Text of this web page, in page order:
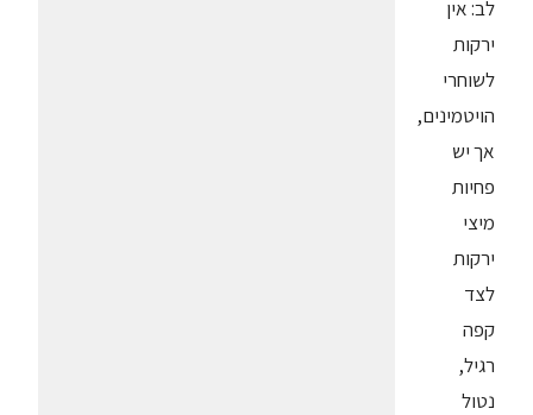
לב: אין
ירקות
לשוחרי
הויטמינים,
אך יש
פחיות
מיצי
ירקות
לצד
קפה
רגיל,
נטול